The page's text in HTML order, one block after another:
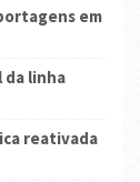
em
linha
reativada